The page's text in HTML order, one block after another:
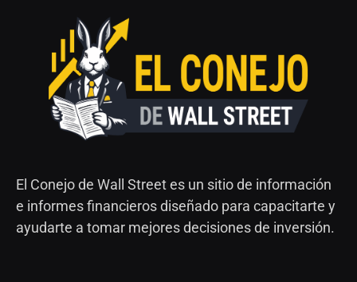
El Conejo de Wall Street es un sitio de información
e informes financieros diseñado para capacitarte y
ayudarte a tomar mejores decisiones de inversión.